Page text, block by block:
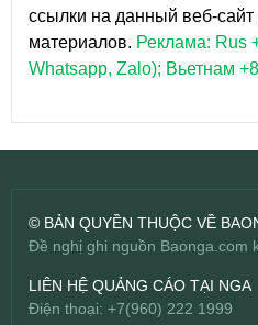
ссылки на данный веб-сайт
материалов. Реклама: Rus
Whatsapp, Zalo); Вьетнам
© BẢN QUYỀN THUỘC VỀ
Đề nghị ghi nguồn Baonga.com
LIÊN HỆ QUẢNG CÁO TẠI NGA
Điện thoại: +7(960) 222